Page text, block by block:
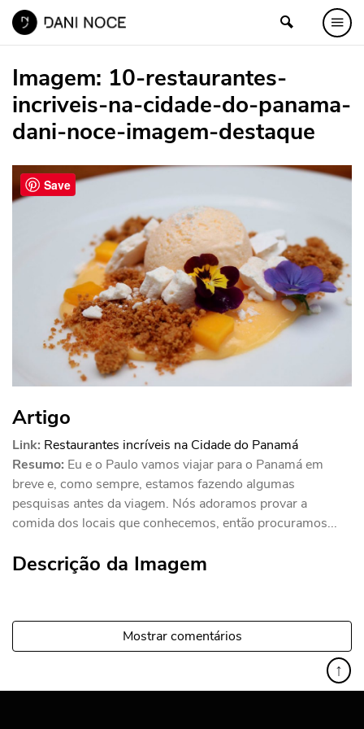
Imagem: 10-restaurantes-
incriveis-na-cidade-do-panama-
dani-noce-imagem-destaque
Artigo
Link: Restaurantes incríveis na Cidade do Panamá
Resumo: Eu e o Paulo vamos viajar para o Panamá em
breve e, como sempre, estamos fazendo algumas
pesquisas antes da viagem. Nós adoramos provar a
comida dos locais que conhecemos, então procuramos...
Descrição da Imagem
Mostrar comentários
↑
Save